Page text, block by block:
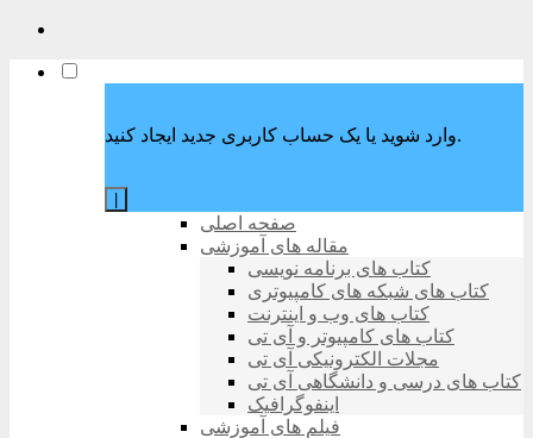
وارد شوید یا یک حساب کاربری جدید ایجاد کنید.
صفحه اصلی
مقاله های آموزشی
کتاب های برنامه نویسی
کتاب های شبکه های کامپیوتری
کتاب های وب و اینترنت
کتاب های کامپیوتر و آی تی
مجلات الکترونیکی آی تی
کتاب های درسی و دانشگاهی آی تی
اینفوگرافیک
فیلم های آموزشی